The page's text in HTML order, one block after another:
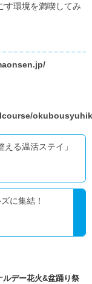
す環境を満喫してみ
える温活ステイ」
に集結！
ルデー花火&盆踊り祭